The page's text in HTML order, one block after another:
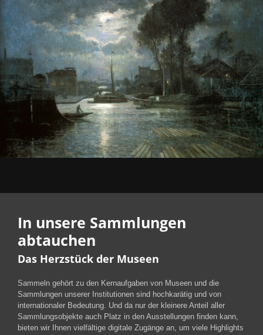
In unsere Sammlungen
abtauchen
Das Herzstück der Museen
Sammeln gehört zu den Kernaufgaben von Museen und die
Sammlungen unserer Institutionen sind hochkarätig und von
internationaler Bedeutung. Und da nur der kleinere Anteil aller
Sammlungsobjekte auch Platz in den Ausstellungen finden kann,
bieten wir Ihnen vielfältige digitale Zugänge an, um viele Highlights